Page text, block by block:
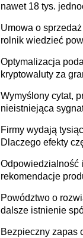
nawet 18 tys.
Umowa o
rolnik wiedzieć
Optymalizacja
kryptowaluty za
Wymyślony cytat,
nieistniejąca
firmie
Firmy wydają
Dlaczego efekty
Odpowiedzialność
rekomendacje
Powództwo o
dalsze istnienie
Bezpieczny zapas